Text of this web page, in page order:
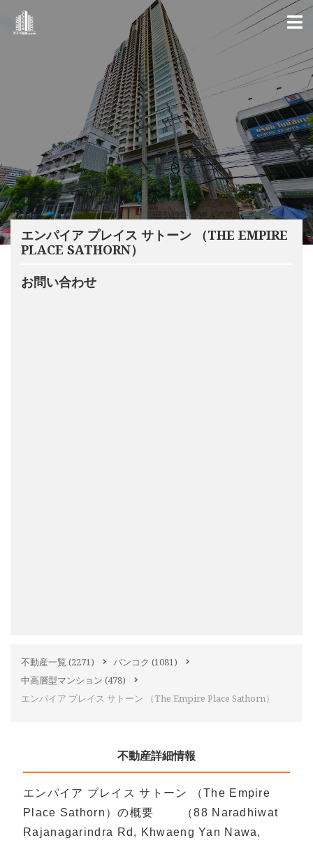
エンパイア プレイス サトーン （THE EMPIRE
PLACE SATHORN）
お問い合わせ
不動産一覧 (2271) バンコク (1081)
中高層型マンション (478)
エンパイア プレイス サトーン （The Empire Place Sathorn）
不動産詳細情報
エンパイア プレイス サトーン （The Empire
Place Sathorn）の概要 （88 Naradhiwat
Rajanagarindra Rd, Khwaeng Yan Nawa,